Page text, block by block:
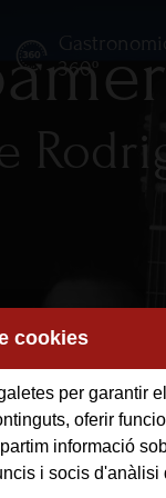
360º
cookies
per garantir
oferir
informació
i socis d'anàlisi